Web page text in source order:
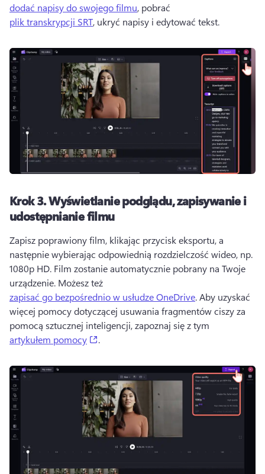
dodać napisy do swojego filmu, pobrać
plik transkrypcji SRT, ukryć napisy i edytować tekst.
Krok 3.Wyświetlanie podglądu, zapisywanie i
udostępnianie filmu
Zapisz poprawiony film, klikając przycisk eksportu, a
następnie wybierając odpowiednią rozdzielczość wideo, np.
1080p HD. Film zostanie automatycznie pobrany na Twoje
urządzenie. Możesz też
zapisać go bezpośrednio w usłudze OneDrive. Aby uzyskać
więcej pomocy dotyczącej usuwania fragmentów ciszy za
pomocą sztucznej inteligencji, zapoznaj się z tym
artykułem pomocy
.